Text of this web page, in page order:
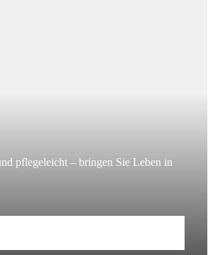
pflegeleicht – bringen Sie Leben in